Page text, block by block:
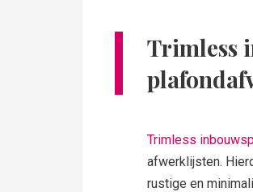
Trimless
Trimless
afwerklijsten.
rustige en